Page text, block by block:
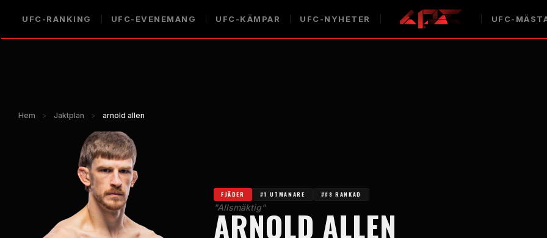
UFC-RANKING UFC-EVENEMANG UFC-KÄMPAR UFC-NYHETER UFC-
Hem > Jaktplan > arnold allen
FJÄDER #1 UTMANARE ##8 RANKAD
"Allsmäktig"
ARNOLD ALLEN